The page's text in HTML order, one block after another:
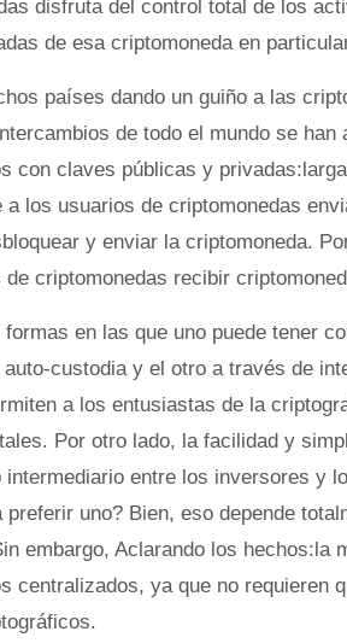
disfruta del control total de los
de esa criptomoneda en
países dando un guiño a las
de todo el mundo se
con claves públicas y
a los usuarios de criptomonedas
y enviar la criptomoneda.
de criptomonedas recibir
formas en las que uno puede tener
custodia y el otro a través de
a los entusiastas de la
Por otro lado, la facilidad y
intermediario entre los inversores y
preferir uno? Bien, eso depende
embargo, Aclarando los hechos:la
centralizados, ya que no requieren